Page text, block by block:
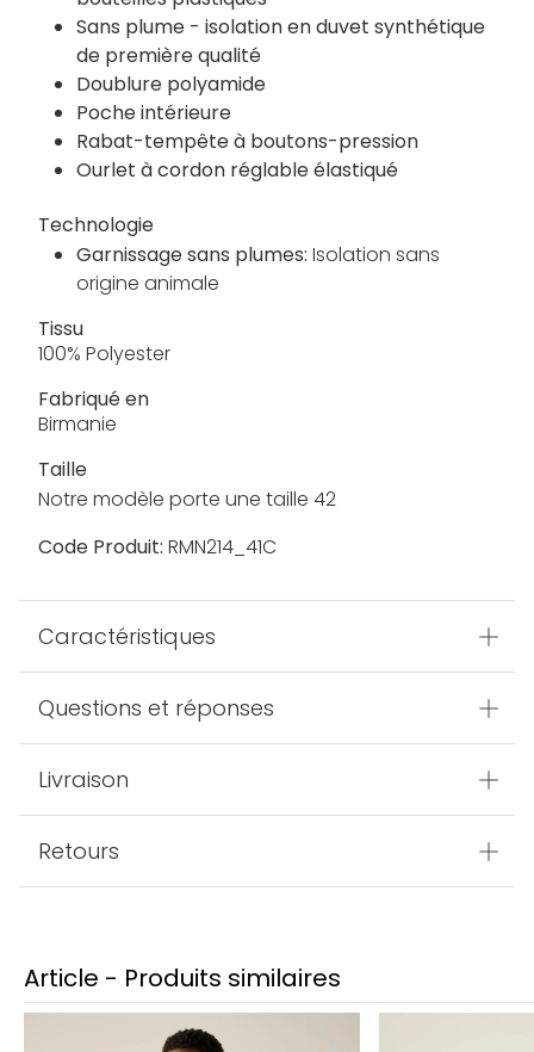
Sans plume - isolation en duvet synthétique
de première qualité
Doublure polyamide
Poche intérieure
Rabat-tempête à boutons-pression
Ourlet à cordon réglable élastiqué
Technologie
Garnissage sans plumes: Isolation sans
origine animale
Tissu
100% Polyester
Fabriqué en
Birmanie
Taille
Notre modèle porte une taille 42
Code Produit: RMN214_41C
Caractéristiques
Questions et réponses
Livraison
Retours
Article - Produits similaires